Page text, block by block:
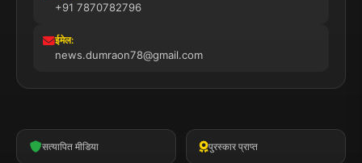
+91 7870782796
ईमेल:
news.dumraon78@gmail.com
सत्यापित मीडिया पुरस्कार प्राप्त